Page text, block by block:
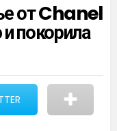
от Chanel
покорила